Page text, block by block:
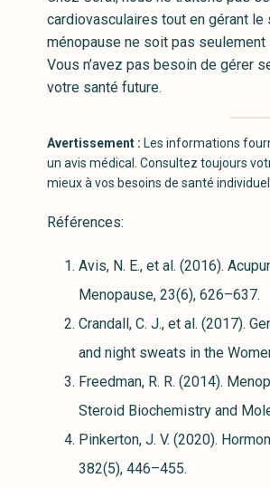
cardiovasculaires tout en gérant
ménopause ne soit pas
Vous n’avez pas besoin de gérer
votre santé future.
Avertissement : Les informations
un avis médical. Consultez toujours
mieux à vos besoins de santé
Références:
Avis, N. E., et al. (2016).
Menopause, 23(6), 626–637.
Crandall, C. J., et al. (2017).
and night sweats in the
Freedman, R. R. (2014).
Steroid Biochemistry and
Pinkerton, J. V. (2020).
382(5), 446–455.